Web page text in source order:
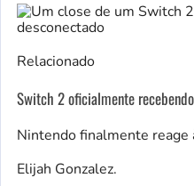
Relacionado
Switch 2 oficialmente
Nintendo finalmente reage
Elijah Gonzalez.